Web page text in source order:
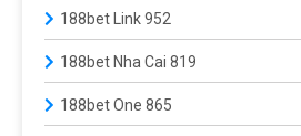
188bet Link 952
188bet Nha Cai 819
188bet One 865